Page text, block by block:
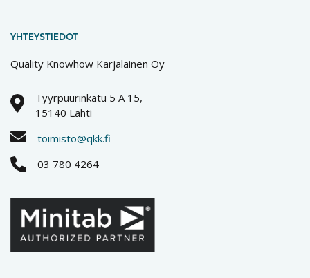
YHTEYSTIEDOT
Quality Knowhow Karjalainen Oy
Tyyrpuurinkatu 5 A 15,
15140 Lahti
toimisto@qkk.fi
03 780 4264